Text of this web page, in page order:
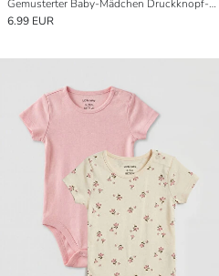
Gemusterter Baby-Mädchen Druckknopf-Body 2er-Pack
6.99 EUR